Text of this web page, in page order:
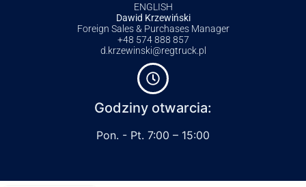
ENGLISH
Dawid Krzewiński
Foreign Sales & Purchases Manager
+48 574 888 857
d.krzewinski@regtruck.pl
Godziny otwarcia:
Pon. - Pt. 7:00 – 15:00